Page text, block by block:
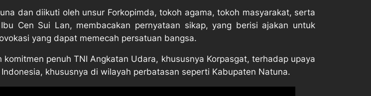
dan diikuti oleh unsur Forkopimda, tokoh agama, tokoh masyarakat, serta
Cen Sui Lan, membacakan pernyataan sikap, yang berisi ajakan untuk
yang dapat memecah persatuan bangsa.
penuh TNI Angkatan Udara, khususnya Korpasgat, terhadap upaya
khususnya di wilayah perbatasan seperti Kabupaten Natuna.